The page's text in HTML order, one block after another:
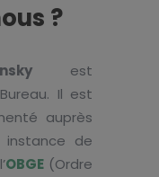
?
est
Il est
auprès
de
OBGE (Ordre